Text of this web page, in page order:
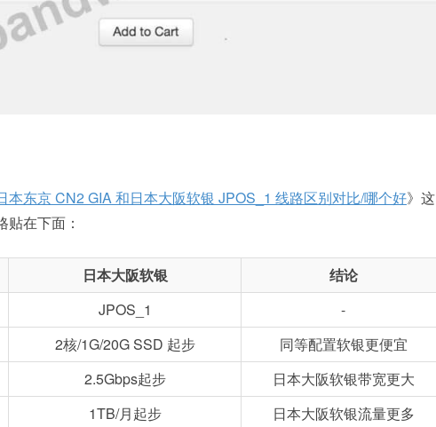
本东京 CN2 GIA 和日本大阪软银 JPOS_1 线路区别对比/哪个好》这
在下面：
日本大阪软银
结论
JPOS_1
-
2核/1G/20G SSD 起步
同等配置软银更便宜
2.5Gbps起步
日本大阪软银带宽更大
1TB/月起步 日本大阪软银流量更多